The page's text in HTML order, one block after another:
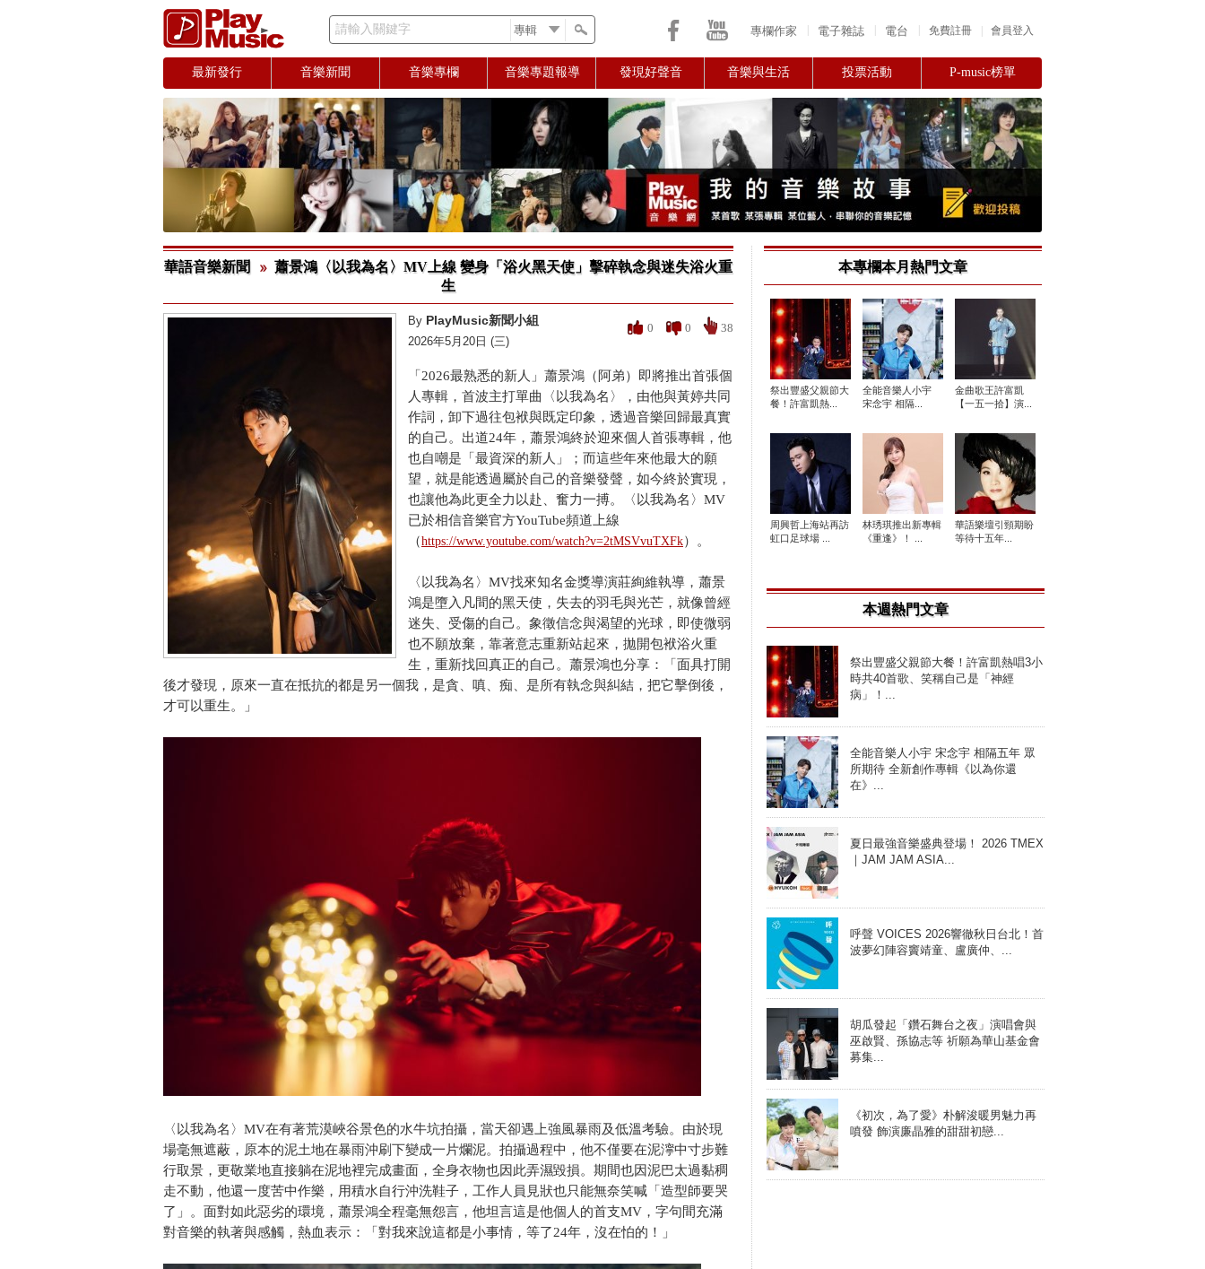
請輸入關鍵字 會員登入
免費註冊
專欄作家 電子雜誌 電台
最新發行 音樂新聞 音樂專欄 音樂專題報導 發現好聲音 音樂與生活 投票活動 P-music榜單
華語音樂新聞
蕭景鴻〈以我為名〉MV上線 變身「浴火黑天使」擊碎執念與迷失浴火重
生
0 0 38
By PlayMusic新聞小組
2026年5月20日 (三)
「2026最熟悉的新人」蕭景鴻（阿弟）即將推出首張個
人專輯，首波主打單曲〈以我為名〉，由他與黃婷共同
作詞，卸下過往包袱與既定印象，透過音樂回歸最真實
的自己。出道24年，蕭景鴻終於迎來個人首張專輯，他
也自嘲是「最資深的新人」；而這些年來他最大的願
望，就是能透過屬於自己的音樂發聲，如今終於實現，
也讓他為此更全力以赴、奮力一搏。〈以我為名〉MV
已於相信音樂官方YouTube頻道上線
（https://www.youtube.com/watch?v=2tMSVvuTXFk）。
〈以我為名〉MV找來知名金獎導演莊絢維執導，蕭景
鴻是墮入凡間的黑天使，失去的羽毛與光芒，就像曾經
迷失、受傷的自己。象徵信念與渴望的光球，即使微弱
也不願放棄，靠著意志重新站起來，拋開包袱浴火重
生，重新找回真正的自己。蕭景鴻也分享：「面具打開
後才發現，原來一直在抵抗的都是另一個我，是貪、嗔、痴、是所有執念與糾結，把它擊倒後，
才可以重生。」
〈以我為名〉MV在有著荒漠峽谷景色的水牛坑拍攝，當天卻遇上強風暴雨及低溫考驗。由於現
場毫無遮蔽，原本的泥土地在暴雨沖刷下變成一片爛泥。拍攝過程中，他不僅要在泥濘中寸步難
行取景，更敬業地直接躺在泥地裡完成畫面，全身衣物也因此弄濕毀損。期間也因泥巴太過黏稠
走不動，他還一度苦中作樂，用積水自行沖洗鞋子，工作人員見狀也只能無奈笑喊「造型師要哭
了」。面對如此惡劣的環境，蕭景鴻全程毫無怨言，他坦言這是他個人的首支MV，字句間充滿
對音樂的執著與感觸，熱血表示：「對我來說這都是小事情，等了24年，沒在怕的！」
本專欄本月熱門文章
祭出豐盛父親節大
餐！許富凱熱...
全能音樂人小宇
宋念宇 相隔...
金曲歌王許富凱
【一五一拾】演...
周興哲上海站再訪
虹口足球場 ...
林琇琪推出新專輯
《重逢》！ ...
華語樂壇引頸期盼
等待十五年...
本週熱門文章
祭出豐盛父親節大餐！許富凱熱唱3小
時共40首歌、笑稱自己是「神經
病」！...
全能音樂人小宇 宋念宇 相隔五年 眾
所期待 全新創作專輯《以為你還
在》...
夏日最強音樂盛典登場！ 2026 TMEX
｜JAM JAM ASIA...
呼聲 VOICES 2026響徹秋日台北！首
波夢幻陣容竇靖童、盧廣仲、...
胡瓜發起「鑽石舞台之夜」演唱會與
巫啟賢、孫協志等 祈願為華山基金會
募集...
《初次，為了愛》朴解浚暖男魅力再
噴發 飾演廉晶雅的甜甜初戀...